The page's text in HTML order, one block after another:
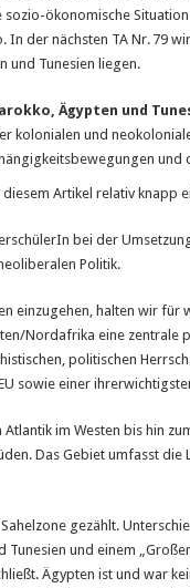
ökonomische
In der nächsten TA Nr. 79
und Tunesien liegen.
Ägypten und
kolonialen und
und
Artikel relativ knapp
bei der
Politik.
einzugehen, halten wir für
Nordafrika eine zentrale
politischen
sowie einer
im Westen bis hin
Das Gebiet umfasst
gezählt.
Tunesien und einem
Ägypten ist und war